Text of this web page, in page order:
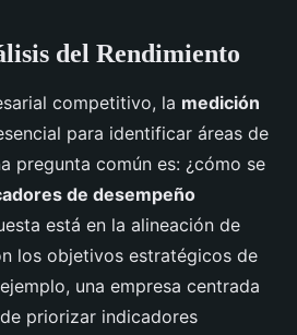
del Rendimiento
competitivo, la medición
para identificar áreas de
pregunta común es: ¿cómo se
de desempeño
está en la alineación de
los objetivos estratégicos de
una empresa centrada
priorizar indicadores